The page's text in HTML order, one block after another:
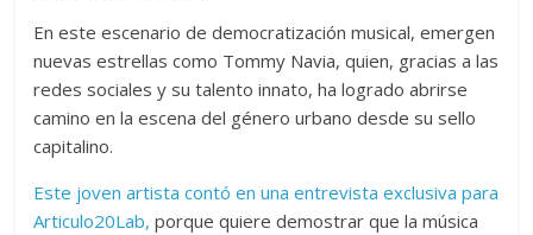
En este escenario de democratización musical, emergen
nuevas estrellas como Tommy Navia, quien, gracias a las
redes sociales y su talento innato, ha logrado abrirse
camino en la escena del género urbano desde su sello
capitalino.
Este joven artista contó en una entrevista exclusiva para
Articulo20Lab, porque quiere demostrar que la música